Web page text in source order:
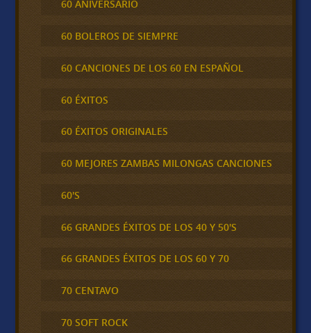
60 ANIVERSARIO
60 BOLEROS DE SIEMPRE
60 CANCIONES DE LOS 60 EN ESPAÑOL
60 ÉXITOS
60 ÉXITOS ORIGINALES
60 MEJORES ZAMBAS MILONGAS CANCIONES
60'S
66 GRANDES ÉXITOS DE LOS 40 Y 50'S
66 GRANDES ÉXITOS DE LOS 60 Y 70
70 CENTAVO
70 SOFT ROCK